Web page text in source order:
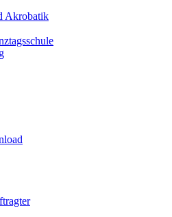
Akrobatik